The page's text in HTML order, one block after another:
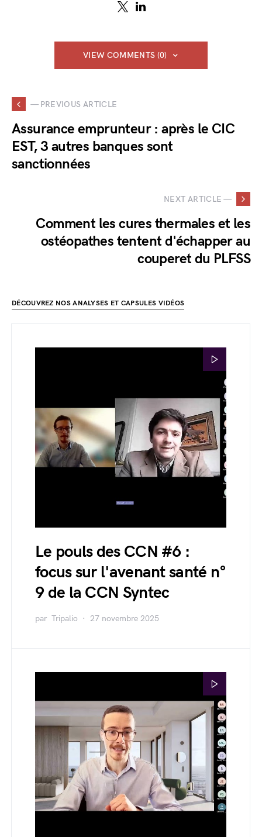
VIEW COMMENTS (0)
— PREVIOUS ARTICLE
Assurance emprunteur : après le CIC
EST, 3 autres banques sont
sanctionnées
NEXT ARTICLE —
Comment les cures thermales et les
ostéopathes tentent d'échapper au
couperet du PLFSS
DÉCOUVREZ NOS ANALYSES ET CAPSULES VIDÉOS
Le pouls des CCN #6 :
focus sur l'avenant santé n°
9 de la CCN Syntec
par Tripalio 27 novembre 2025